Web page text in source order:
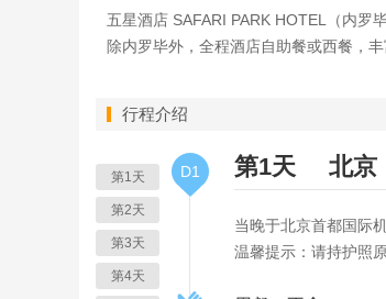
五星酒店 SAFARI PARK HOTEL（内罗
除内罗毕外，全程酒店自助餐或西餐，
行程介绍
第1天
第2天
第3天
第4天
D1 第1天 北京
当晚于北京首都国际
温馨提示：请持护照